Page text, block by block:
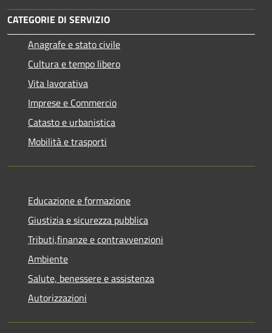
CATEGORIE DI SERVIZIO
Anagrafe e stato civile
Cultura e tempo libero
Vita lavorativa
Imprese e Commercio
Catasto e urbanistica
Mobilità e trasporti
Educazione e formazione
Giustizia e sicurezza pubblica
Tributi,finanze e contravvenzioni
Ambiente
Salute, benessere e assistenza
Autorizzazioni